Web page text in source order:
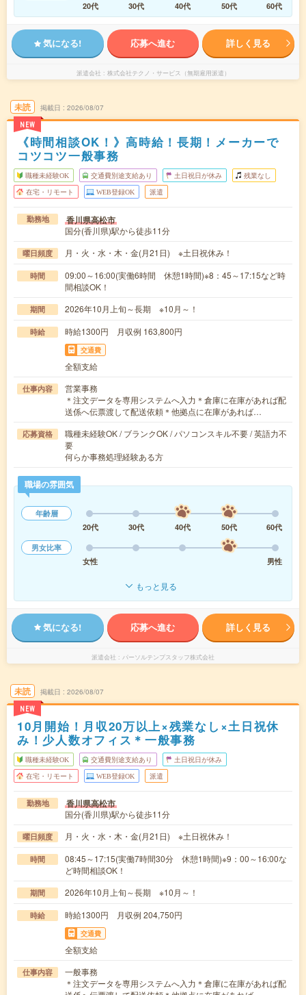
20代
30代 40代 50代 60代
気になる! 応募へ進む 詳しく見る
派遣会社 株式会社テクノ・サービス（無期雇用派遣）
未読
NEW
掲載日 2026/08/07
《時間相談OK！》高時給！長期！メーカーで
コツコツ一般事務
職種未経験OK 交通費別途支給あり 土日祝日が休み 残業なし
在宅・リモート WEB登録OK 派遣
勤務地 香川県高松市
国分(香川県)駅から徒歩11分
曜日頻度 月・火・水・木・金(月21日) ※土日祝休み！
時間
09:00～16:00(実働6時間 休憩1時間)※8：45～17:15など時
間相談OK！
期間 2026年10月上旬～長期 ※10月～！
時給 時給1300円 月収例 163,800円
交通費
全額支給
仕事内容
営業事務
＊注文データを専用システムへ入力＊倉庫に在庫があれば配
送係へ伝票渡して配送依頼＊他拠点に在庫があれば…
応募資格
職種未経験OK / ブランクOK / パソコンスキル不要 / 英語力不
要
何らか事務処理経験ある方
職場の雰囲気
年齢層
20代
30代 40代 50代
60代
男女比率
女性
男性
もっと見る
気になる! 応募へ進む 詳しく見る
派遣会社 パーソルテンプスタッフ株式会社
未読
NEW
掲載日 2026/08/07
10月開始！月収20万以上×残業なし×土日祝休
み！少人数オフィス＊一般事務
職種未経験OK 交通費別途支給あり 土日祝日が休み
在宅・リモート WEB登録OK 派遣
勤務地 香川県高松市
国分(香川県)駅から徒歩11分
曜日頻度 月・火・水・木・金(月21日) ※土日祝休み！
時間
08:45～17:15(実働7時間30分 休憩1時間)※9：00～16:00な
ど時間相談OK！
期間 2026年10月上旬～長期 ※10月～！
時給 時給1300円 月収例 204,750円
交通費
全額支給
仕事内容
一般事務
＊注文データを専用システムへ入力＊倉庫に在庫があれば配